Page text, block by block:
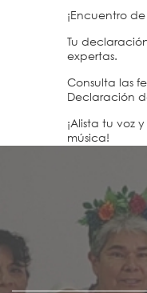
¡Encuentro
Tu
expertas.
Consulta las
Declaración
¡Alista tu voz
música!